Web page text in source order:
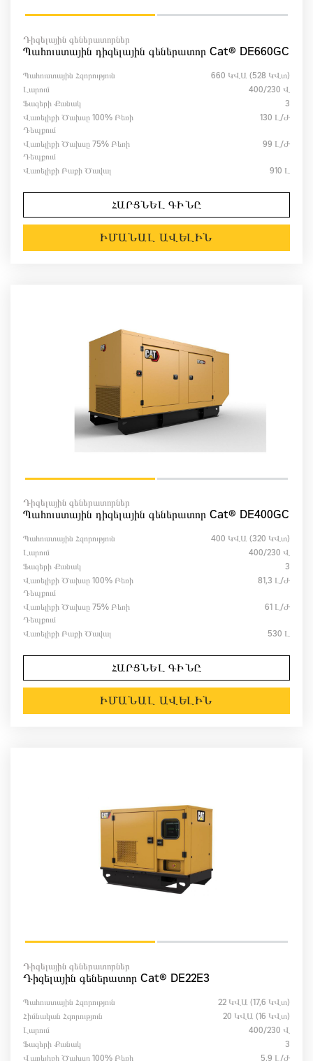
Դիզելային գեներատորներ
Պահուստային դիզելային գեներատոր Cat® DE660GC
Պահուստային Հզորություն
660 ԿՎԱ (528 ԿՎտ)
Լարում
400/230 Վ
Ֆազերի Քանակ
3
Վառելիքի Ծախսը 100% Բեռի
Դեպքում
130 Լ/ժ
Վառելիքի Ծախսը 75% Բեռի
Դեպքում
99 Լ/ժ
Վառելիքի Բաքի Ծավալ 910 Լ
ՀԱՐՑՆԵԼ ԳԻՆԸ
ԻՄԱՆԱԼ ԱՎԵԼԻՆ
Դիզելային գեներատորներ
Պահուստային դիզելային գեներատոր Cat® DE400GC
Պահուստային Հզորություն
400 ԿՎԱ (320 ԿՎտ)
Լարում
400/230 Վ
Ֆազերի Քանակ
3
Վառելիքի Ծախսը 100% Բեռի
Դեպքում
81,3 Լ/ժ
Վառելիքի Ծախսը 75% Բեռի
Դեպքում
61 Լ/ժ
Վառելիքի Բաքի Ծավալ 530 Լ
ՀԱՐՑՆԵԼ ԳԻՆԸ
ԻՄԱՆԱԼ ԱՎԵԼԻՆ
Դիզելային գեներատորներ
Դիզելային գեներատոր Cat® DE22E3
Պահուստային Հզորություն
22 ԿՎԱ (17,6 ԿՎտ)
Հիմնական Հզորություն
20 ԿՎԱ (16 ԿՎտ)
Լարում
400/230 Վ
Ֆազերի Քանակ
3
Վառելիքի Ծախսը 100% Բեռի
5,9 Լ/ժ